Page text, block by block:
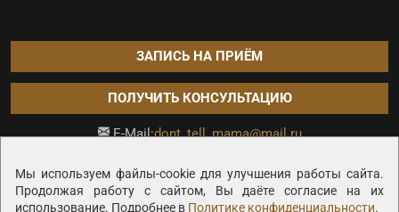
Мы используем файлы-cookie для улучшения работы сайта.
Продолжая работу с сайтом, Вы даёте согласие на их
использование. Подробнее в Политике конфиденциальности.
ЗАПИСЬ НА ПРИЁМ
ПОЛУЧИТЬ КОНСУЛЬТАЦИЮ
E-Mail:dont_tell_mama@mail.ru